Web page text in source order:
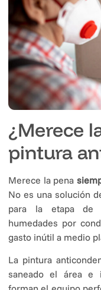
¿Merece
pintura
Merece la pena
No es una solución
para la etapa de
humedades por
gasto inútil a medio
La pintura
saneado el área e